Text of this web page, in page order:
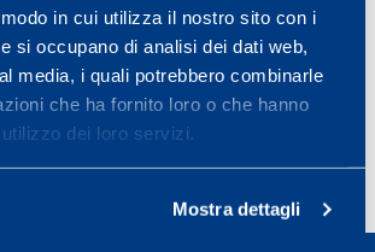
in cui utilizza il nostro sito con i
si occupano di analisi dei dati web,
media, i quali potrebbero combinarle
che ha fornito loro o che hanno
dei loro servizi.
Mostra dettagli
tutto
Page Page
4 Page